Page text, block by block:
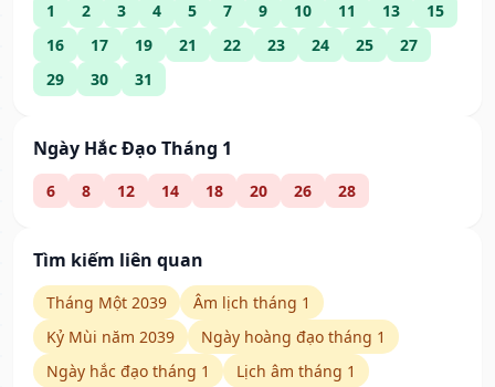
1 2 3 4 5 7 9 10 11 13
15
16
17 19 21 22 23 24 25
27
29
30 31
Ngày Hắc Đạo Tháng 1
6 8 12 14 18 20 26 28
Tìm kiếm liên quan
Tháng Một 2039
Âm lịch tháng 1
Kỷ Mùi năm 2039
Ngày hoàng đạo tháng 1
Ngày hắc đạo tháng 1
Lịch âm tháng 1